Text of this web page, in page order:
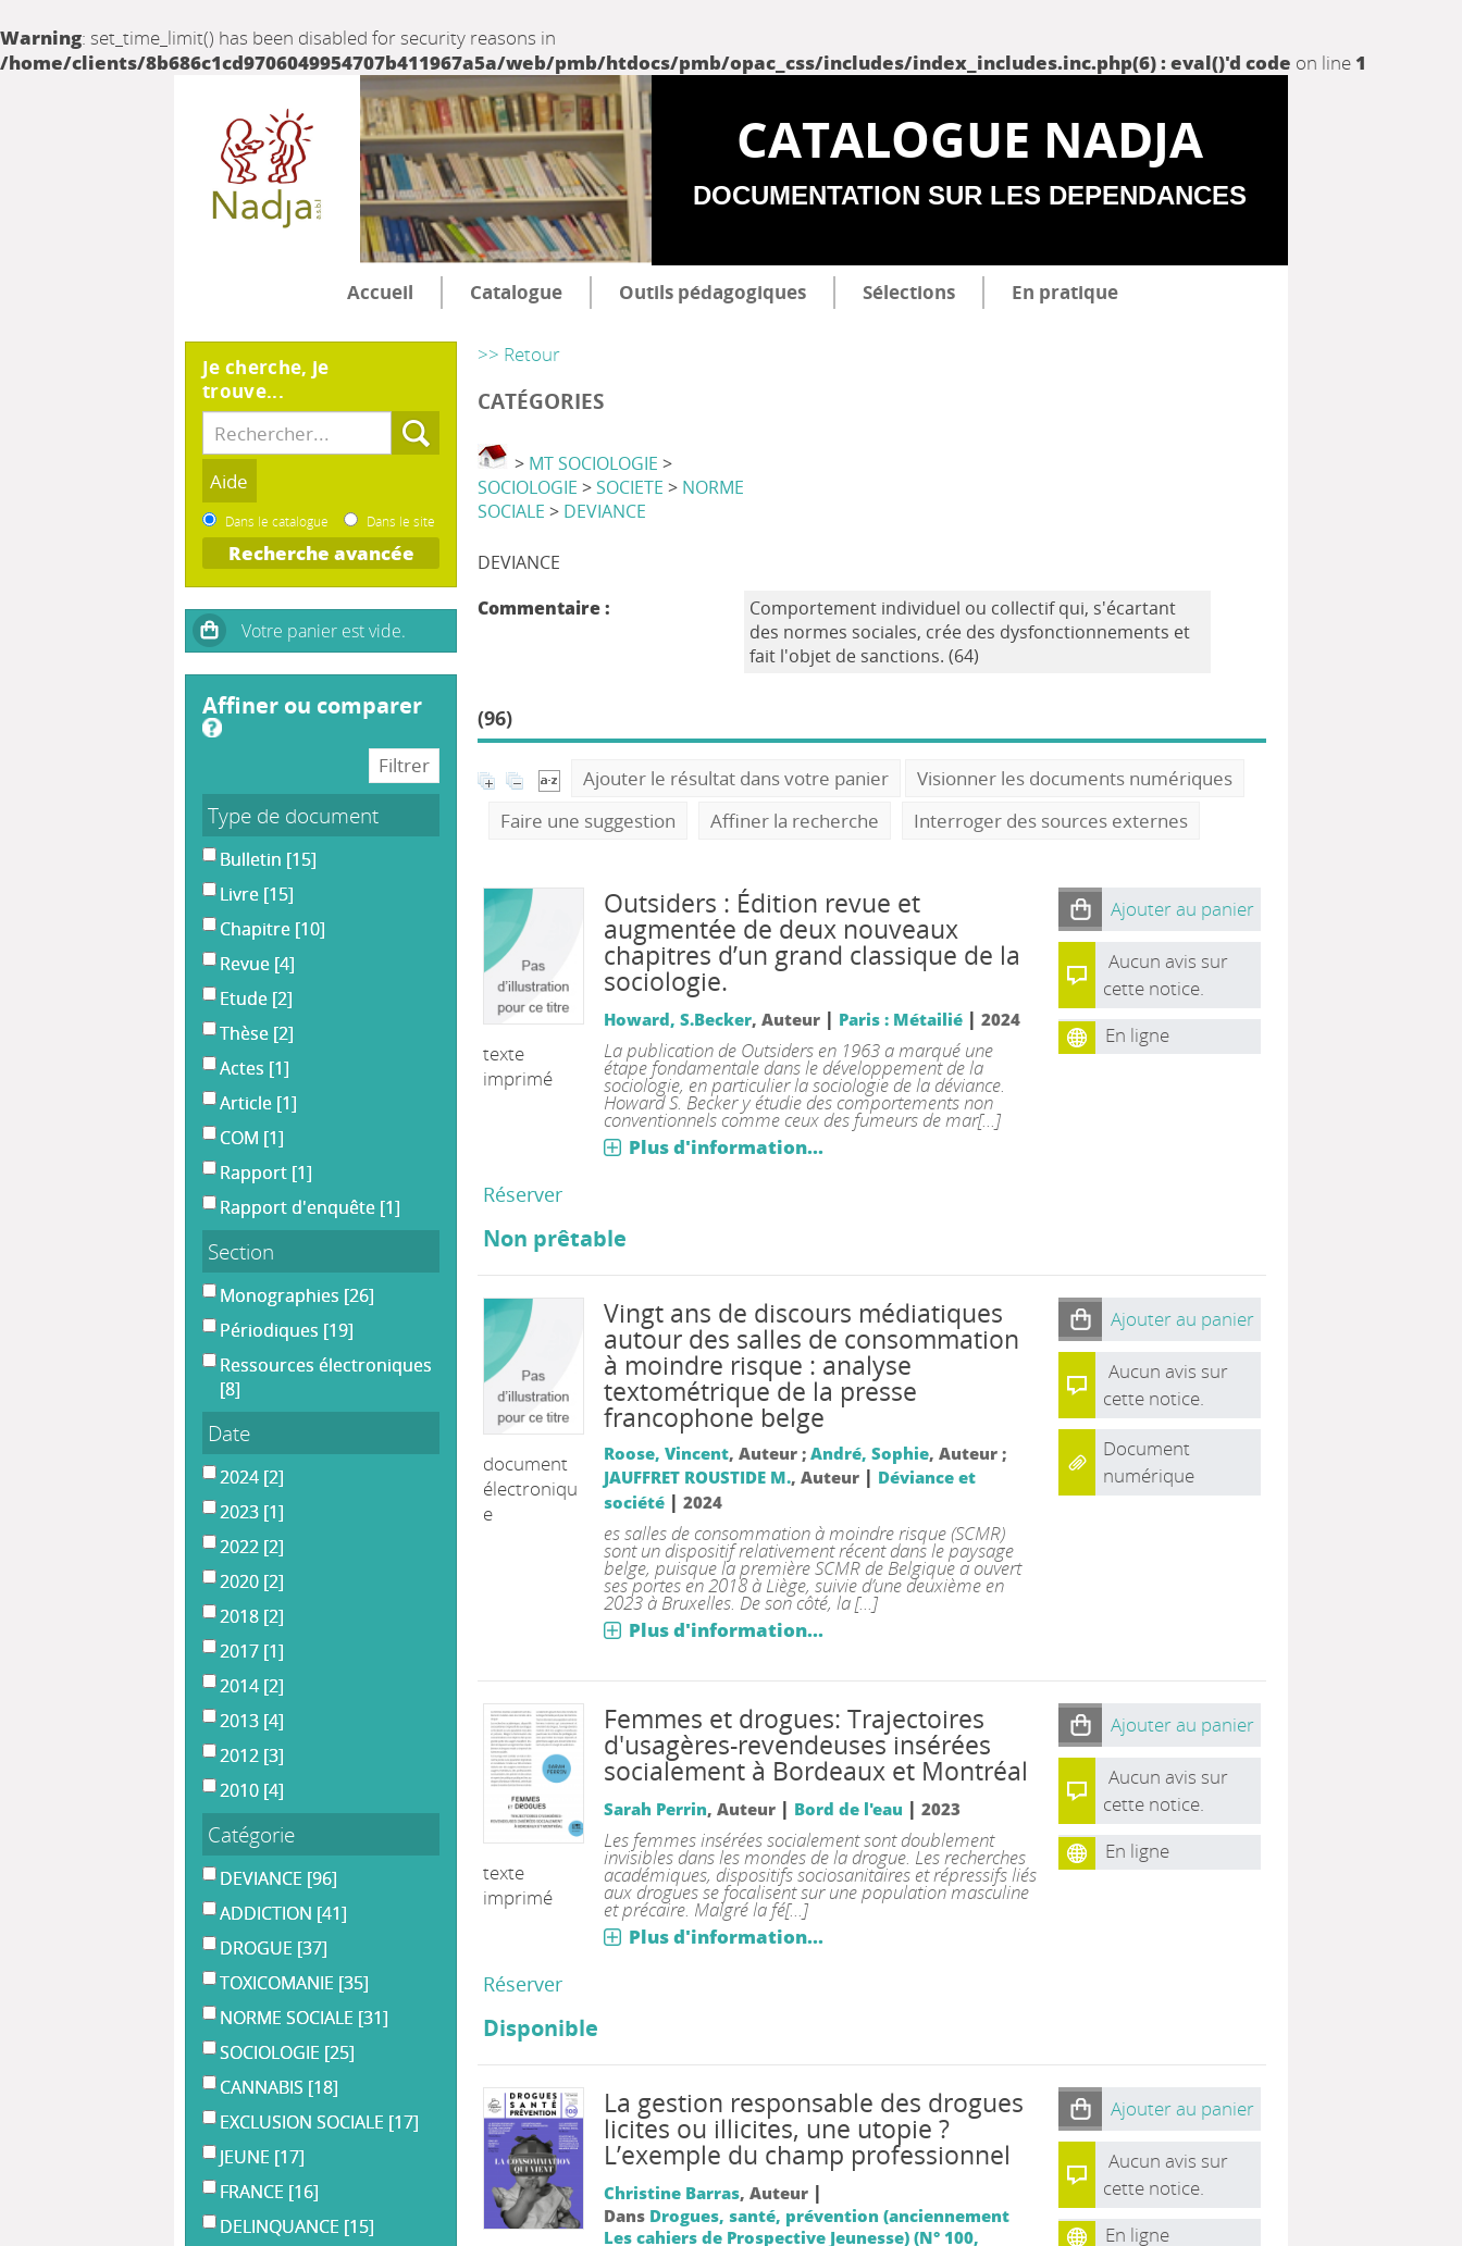
Warning: set_time_limit() has been disabled for security reasons in
/home/clients/8b686c1cd9706049954707b411967a5a/web/pmb/htdocs/pmb/opac_css/includes/index_includes.inc.php(6) : eval()'d code on line 1
CATALOGUE NADJA
DOCUMENTATION SUR LES DEPENDANCES
Accueil Catalogue Outils pédagogiques Sélections En pratique
>> Retour
CATÉGORIES
> MT SOCIOLOGIE >
SOCIOLOGIE > SOCIETE > NORME
SOCIALE > DEVIANCE
DEVIANCE
Commentaire :
Comportement individuel ou collectif qui, s'écartant
des normes sociales, crée des dysfonctionnements et
fait l'objet de sanctions. (64)
(96)
Ajouter le résultat dans votre panier
Visionner les documents numériques
Faire une suggestion
Affiner la recherche Interroger des sources externes
texte
imprimé
Outsiders : Édition revue et
augmentée de deux nouveaux
chapitres d’un grand classique de la
sociologie.
Howard, S.Becker, Auteur | Paris : Métailié| 2024
La publication de Outsiders en 1963 a marqué une
étape fondamentale dans le développement de la
sociologie, en particulier la sociologie de la déviance.
Howard S. Becker y étudie des comportements non
conventionnels comme ceux des fumeurs de mar[...]
Plus d'information...
Ajouter au panier
Aucun avis sur
cette notice.
En ligne
Réserver
Non prêtable
document
électroniqu
e
Vingt ans de discours médiatiques
autour des salles de consommation
à moindre risque : analyse
textométrique de la presse
francophone belge
Roose, Vincent, Auteur ; André, Sophie, Auteur ;
JAUFFRET ROUSTIDE M., Auteur | Déviance et
société| 2024
es salles de consommation à moindre risque (SCMR)
sont un dispositif relativement récent dans le paysage
belge, puisque la première SCMR de Belgique a ouvert
ses portes en 2018 à Liège, suivie d’une deuxième en
2023 à Bruxelles. De son côté, la [...]
Plus d'information...
Ajouter au panier
Aucun avis sur
cette notice.
Document
numérique
texte
imprimé
Femmes et drogues: Trajectoires
d'usagères-revendeuses insérées
socialement à Bordeaux et Montréal
Sarah Perrin, Auteur | Bord de l'eau | 2023
Les femmes insérées socialement sont doublement
invisibles dans les mondes de la drogue. Les recherches
académiques, dispositifs sociosanitaires et répressifs liés
aux drogues se focalisent sur une population masculine
et précaire. Malgré la fé[...]
Plus d'information...
Ajouter au panier
Aucun avis sur
cette notice.
En ligne
Réserver
Disponible
La gestion responsable des drogues
licites ou illicites, une utopie ?
L’exemple du champ professionnel
Christine Barras, Auteur |
Dans Drogues, santé, prévention (anciennement
Les cahiers de Prospective Jeunesse) (N° 100,
Ajouter au panier
Aucun avis sur
cette notice.
En ligne
Je cherche, je
trouve...
Dans le catalogue Dans le site
Recherche avancée
affiner ou comparer
Type de document
Bulletin [15]
Livre [15]
Chapitre [10]
Revue [4]
Etude [2]
Thèse [2]
Actes [1]
Article [1]
COM [1]
Rapport [1]
Rapport d'enquête [1]
Section
Monographies [26]
Périodiques [19]
Ressources électroniques
[8]
Date
2024 [2]
2023 [1]
2022 [2]
2020 [2]
2018 [2]
2017 [1]
2014 [2]
2013 [4]
2012 [3]
2010 [4]
Catégorie
DEVIANCE [96]
ADDICTION [41]
DROGUE [37]
TOXICOMANIE [35]
NORME SOCIALE [31]
SOCIOLOGIE [25]
CANNABIS [18]
EXCLUSION SOCIALE [17]
JEUNE [17]
FRANCE [16]
DELINQUANCE [15]